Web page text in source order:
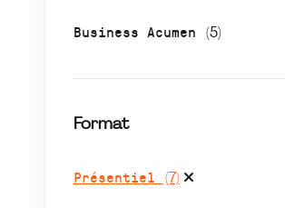
Business Acumen (5)
Format
Présentiel (7)